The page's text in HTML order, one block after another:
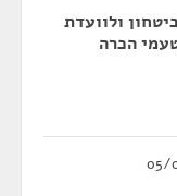
ולוועדת
הכרה